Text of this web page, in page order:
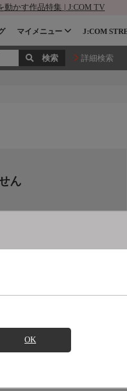
動かす作品特集 | J:COM TV
マイメニュー J:COM
詳細検索
OK
ん